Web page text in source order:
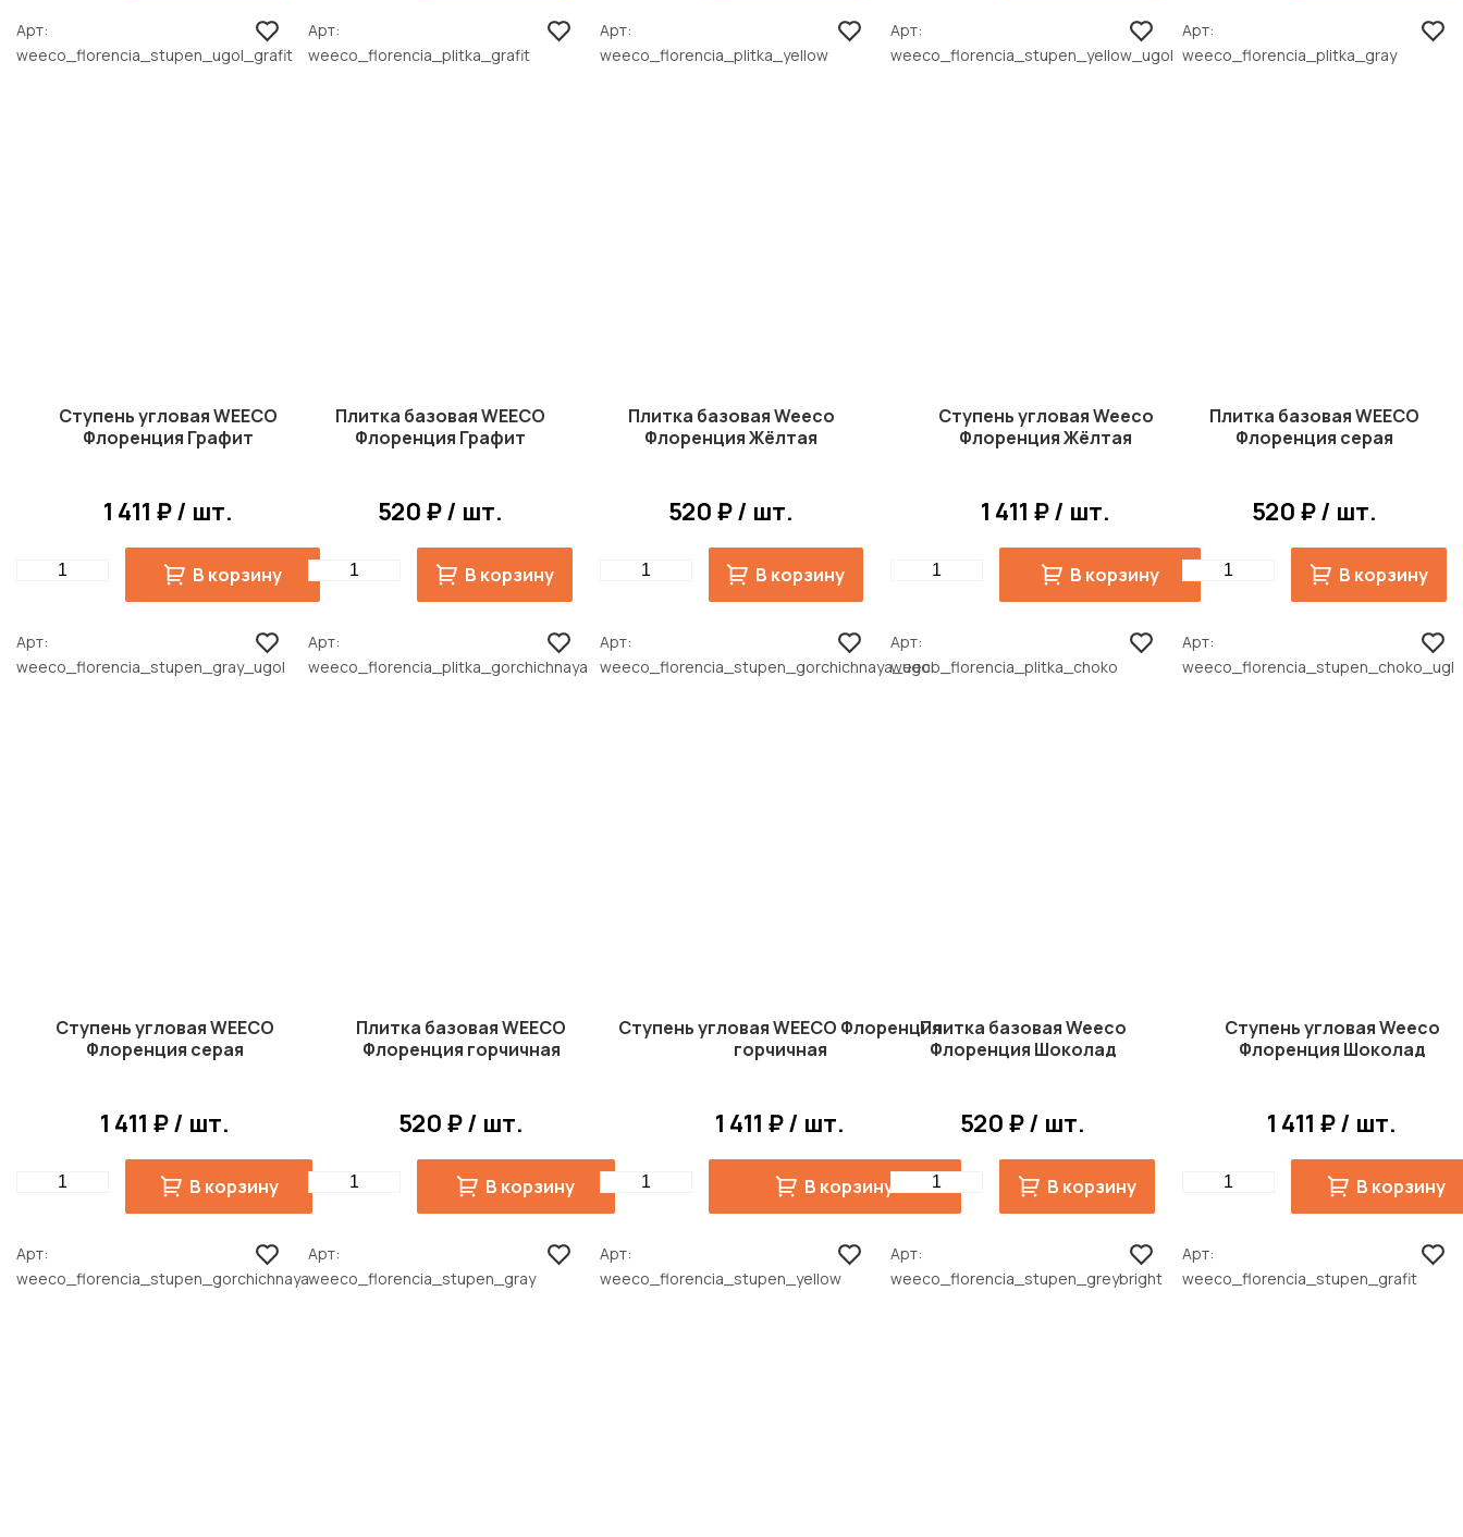
Арт
weeco_florencia_stupen_ugol_grafit
Ступень угловая WEECO
Флоренция Графит
1 411 ₽ / шт.
Quantity В корзину
Арт
weeco_florencia_plitka_grafit
Плитка базовая WEECO
Флоренция Графит
520 ₽ / шт.
Quantity В корзину
Арт
weeco_florencia_plitka_yellow
Плитка базовая Weeco
Флоренция Жёлтая
520 ₽ / шт.
Quantity В корзину
Арт
weeco_florencia_stupen_yellow_ugol
Ступень угловая Weeco
Флоренция Жёлтая
1 411 ₽ / шт.
Quantity В корзину
Арт
weeco_florencia_plitka_gray
Плитка базовая WEECO
Флоренция серая
520 ₽ / шт.
Quantity В корзину
Арт
weeco_florencia_stupen_gray_ugol
Ступень угловая WEECO
Флоренция серая
1 411 ₽ / шт.
Quantity В корзину
Арт
weeco_florencia_plitka_gorchichnaya
Плитка базовая WEECO
Флоренция горчичная
520 ₽ / шт.
Quantity В корзину
Арт
weeco_florencia_stupen_gorchichnaya_ugol
Ступень угловая WEECO Флоренция
горчичная
1 411 ₽ / шт.
Quantity В корзину
Арт
weeco_florencia_plitka_choko
Плитка базовая Weeco
Флоренция Шоколад
520 ₽ / шт.
Quantity В корзину
Арт
weeco_florencia_stupen_choko_ugl
Ступень угловая Weeco
Флоренция Шоколад
1 411 ₽ / шт.
Quantity В корзину
Арт
weeco_florencia_stupen_gorchichnaya
Арт
weeco_florencia_stupen_gray
Арт
weeco_florencia_stupen_yellow
Арт
weeco_florencia_stupen_greybright
Арт
weeco_florencia_stupen_grafit